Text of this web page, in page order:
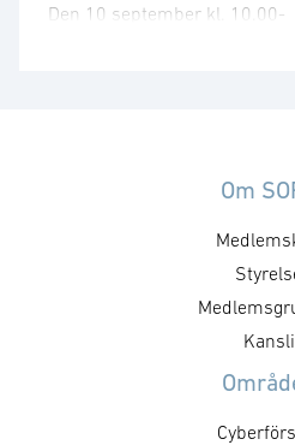
Den 10 september kl. 10.00-
12.00 har SOFF:s
Kallelse och agenda sänds ut
diskutera bl.a. förslag till
skrivelser. För mer
vänligen, kontakta: Victor
Om
Kansli